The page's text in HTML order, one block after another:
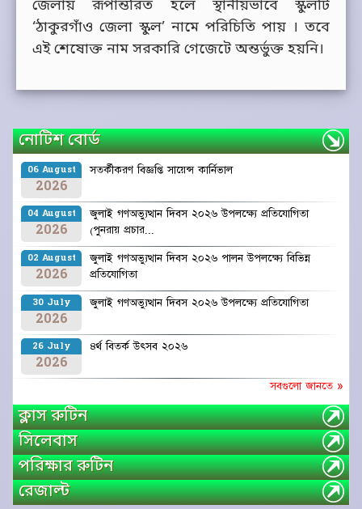
জেলায় রূপান্তরিত হলে স্থানীয়ভাবে স্কুলটি
‘ঠাকুরগাঁও জেলা স্কুল’ নামে পরিচিতি পায় । তবে
এই শেষোক্ত নাম সরকারি গেজেটে অন্তর্ভুক্ত হয়নি।
নোটিশ বোর্ড
06 August
2026
সতর্কীকরণ বিজ্ঞপ্তি ‍সায়েন্স কার্নিভাল
04 August
2026
জুলাই গণঅভ্যুত্থান দিবস ২০২৬ উপলক্ষ্যে প্রতিযোগিতা
(পুনরায় প্রচার...
02 August
2026
জুলাই গণঅভ্যুত্থান দিবস ২০২৬ পালন উপলক্ষ্যে বিভিন্ন
প্রতিযোগিতা
30 July
2026
জুলাই গণঅভ্যুত্থান দিবস ২০২৬ উপলক্ষ্যে প্রতিযোগিতা
26 July
2026
৪র্থ বিতর্ক উৎসব ২০২৬
সবগুলো জানতে »
ক্লাস রুটিন
সিলেবাস
পরিক্ষার রুটিন
রেজাল্ট